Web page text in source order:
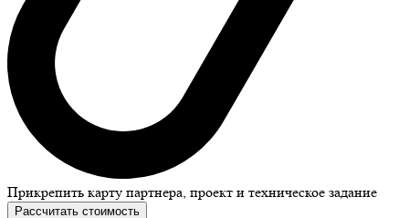
Прикрепить карту партнера, проект и техническое задание
Рассчитать стоимость